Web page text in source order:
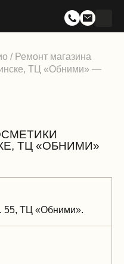
/ Ремонт магазина
ТЦ «Обними» —
ТЦ «ОБНИМИ»
55, ТЦ «Обними».